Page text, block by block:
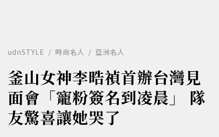
udnSTYLE 時尚名人 亞洲名人
釜山女神李晧禎首辦台灣見
面會「寵粉簽名到凌晨」 隊
友驚喜讓她哭了